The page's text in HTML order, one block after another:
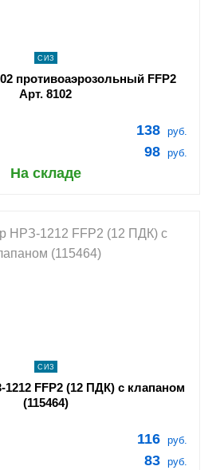
СИЗ
противоаэрозольный FFP2
Арт. 8102
138 руб.
98 руб.
На складе
В КОРЗИНУ
СИЗ
FFP2 (12 ПДК) с клапаном
(115464)
116 руб.
83 руб.